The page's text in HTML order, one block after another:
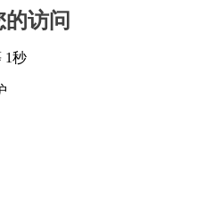
访问
1秒